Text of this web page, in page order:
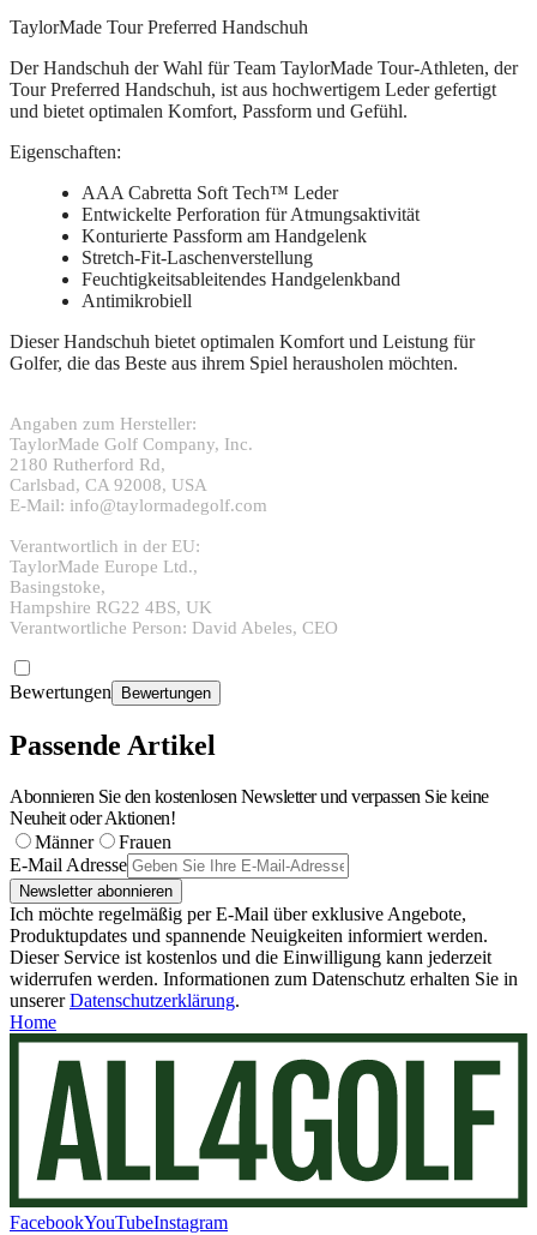
TaylorMade Tour Preferred Handschuh
Der Handschuh der Wahl für Team TaylorMade Tour-Athleten, der
Tour Preferred Handschuh, ist aus hochwertigem Leder gefertigt
und bietet optimalen Komfort, Passform und Gefühl.
Eigenschaften:
AAA Cabretta Soft Tech™ Leder
Entwickelte Perforation für Atmungsaktivität
Konturierte Passform am Handgelenk
Stretch-Fit-Laschenverstellung
Feuchtigkeitsableitendes Handgelenkband
Antimikrobiell
Dieser Handschuh bietet optimalen Komfort und Leistung für
Golfer, die das Beste aus ihrem Spiel herausholen möchten.
Angaben zum Hersteller:
TaylorMade Golf Company, Inc.
2180 Rutherford Rd,
Carlsbad, CA 92008, USA
E-Mail: info@taylormadegolf.com
Verantwortlich in der EU:
TaylorMade Europe Ltd.,
Basingstoke,
Hampshire RG22 4BS, UK
Verantwortliche Person: David Abeles, CEO
Bewertungen Bewertungen
Passende Artikel
Abonnieren Sie den kostenlosen Newsletter und verpassen Sie keine
Neuheit oder Aktionen!
Männer
Frauen
E-Mail Adresse
Newsletter abonnieren
Ich möchte regelmäßig per E-Mail über exklusive Angebote,
Produktupdates und spannende Neuigkeiten informiert werden.
Dieser Service ist kostenlos und die Einwilligung kann jederzeit
widerrufen werden. Informationen zum Datenschutz erhalten Sie in
unsererDatenschutzerklärung.
Home
FacebookYouTubeInstagram